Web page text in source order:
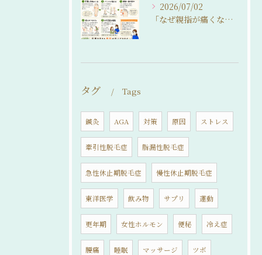
2026/07/02
「なぜ親指が痛くなるの？」
タグ Tags
鍼灸 AGA 対策 原因 ストレス
牽引性脱毛症 脂漏性脱毛症
急性休止期脱毛症 慢性休止期脱毛症
東洋医学 飲み物 サプリ 運動
更年期 女性ホルモン 便秘 冷え症
腰痛 睡眠 マッサージ ツボ